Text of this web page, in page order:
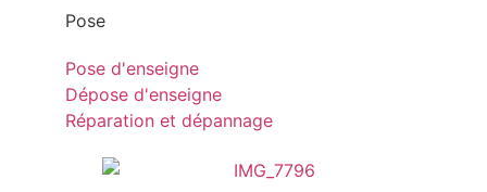
Pose
Pose d'enseigne
Dépose d'enseigne
Réparation et dépannage